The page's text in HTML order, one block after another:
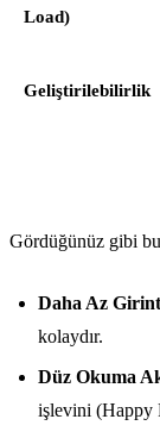
Load)
Geliştirilebilirlik
Gördüğünüz gibi
Daha Az
kolaydır.
Düz Okuma
işlevini (Happy